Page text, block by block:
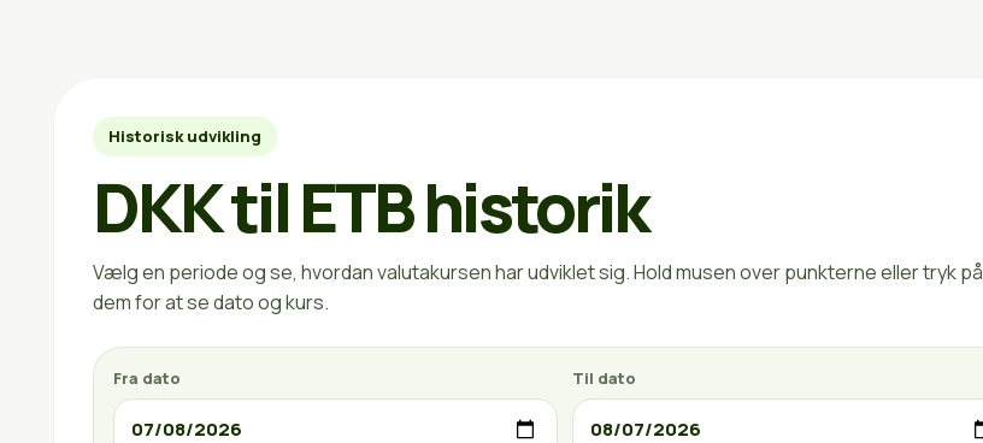
Historisk udvikling
DKK til ETB historik
Vælg en periode og se, hvordan valutakursen har udviklet sig. Hold musen over punkterne eller tryk på
dem for at se dato og kurs.
Fra dato Til dato